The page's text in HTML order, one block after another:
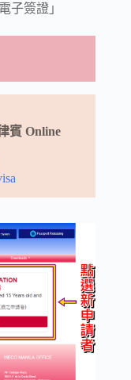
子簽證」
賓 Online